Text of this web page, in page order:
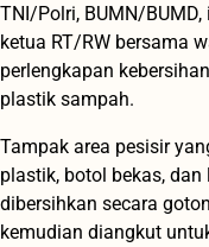
TNI/Polri, BUMN/
ketua RT/RW bersama
perlengkapan
plastik sampah.
Tampak area pesisir
plastik, botol bekas,
dibersihkan secara
kemudian diangkut